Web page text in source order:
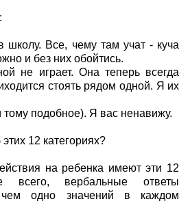
школу. Все, чему там учат - куча
и без них обойтись.
не играет. Она теперь всегда
стоять рядом одной. Я их
подобное). Я вас ненавижу.
12 категориях?
на ребенка имеют эти 12
всего, вербальные ответы
одно значений в каждом